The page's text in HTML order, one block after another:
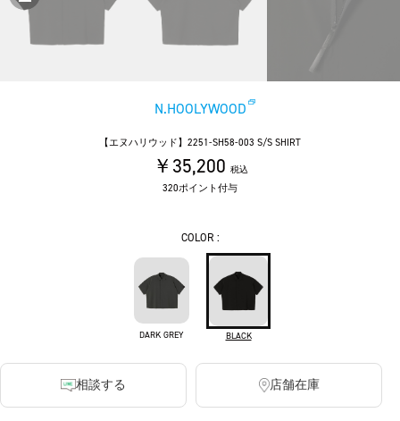
N.HOOLYWOOD
【エヌハリウッド】2251-SH58-003 S/S SHIRT
￥35,200 税込
320ポイント付与
COLOR :
DARK GREY BLACK
相談する 店舗在庫